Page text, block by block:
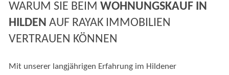
WARUM SIE BEIM WOHNUNGSKAUF IN
HILDEN AUF RAYAK IMMOBILIEN
VERTRAUEN KÖNNEN
Mit unserer langjährigen Erfahrung im Hildener